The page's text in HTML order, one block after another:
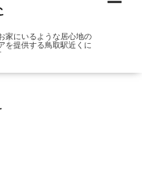
家にいるような居心地の
を提供する鳥取駅近くに